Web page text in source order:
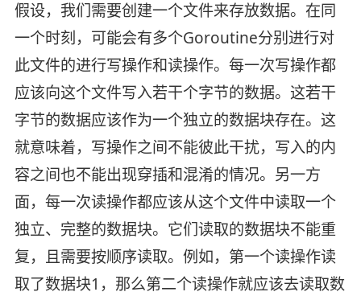
假设，我们需要创建一个文件来存放数据。在同
一个时刻，可能会有多个Goroutine分别进行对
此文件的进行写操作和读操作。每一次写操作都
应该向这个文件写入若干个字节的数据。这若干
字节的数据应该作为一个独立的数据块存在。这
就意味着，写操作之间不能彼此干扰，写入的内
容之间也不能出现穿插和混淆的情况。另一方
面，每一次读操作都应该从这个文件中读取一个
独立、完整的数据块。它们读取的数据块不能重
复，且需要按顺序读取。例如，第一个读操作读
取了数据块1，那么第二个读操作就应该去读取数